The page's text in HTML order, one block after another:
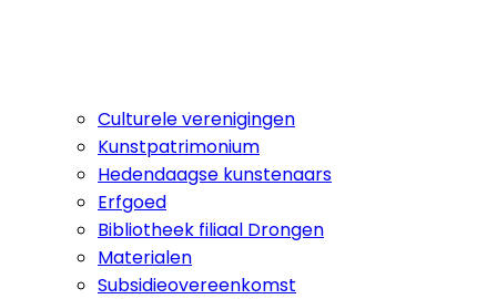
Culturele verenigingen
Kunstpatrimonium
Hedendaagse kunstenaars
Erfgoed
Bibliotheek filiaal Drongen
Materialen
Subsidieovereenkomst